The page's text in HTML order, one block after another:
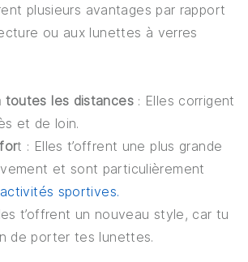
plusieurs avantages par rapport
ou aux lunettes à verres
toutes les distances: Elles corrigent
et de loin.
t : Elles t’offrent une plus grande
et sont particulièrement
sportives.
t’offrent un nouveau style, car tu
de porter tes lunettes.